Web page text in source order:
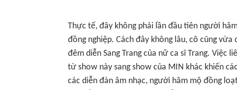
Thực tế, đây không phải lần đầu tiên người
đồng nghiệp. Cách đây không lâu, cô cũng
đêm diễn Sang Trangcủa nữ ca sĩ Trang. Việc
từ show này sang show của MIN khác khiến
các diễn đàn âm nhạc, người hâm mộ đồng